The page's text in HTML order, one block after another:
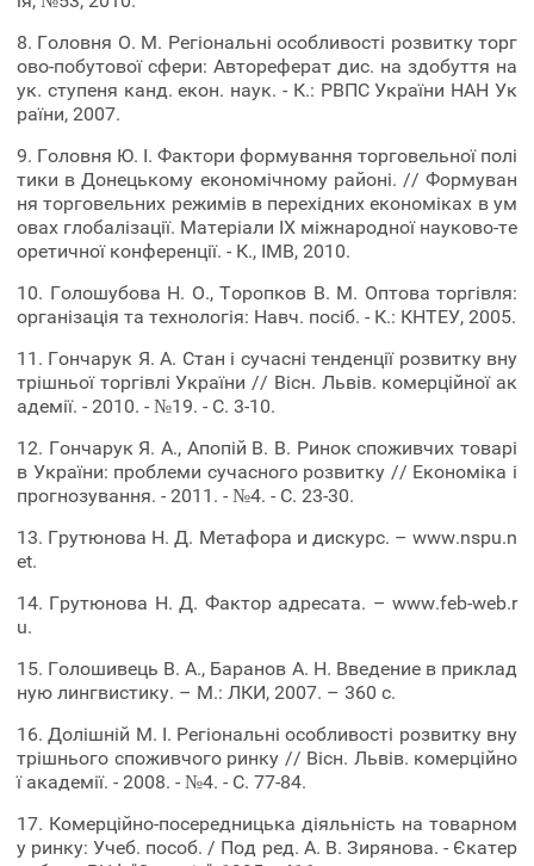
8. Головня О. М. Регіональні особливості розвитку торг
ово-побутової сфери: Автореферат дис. на здобуття на
ук. ступеня канд. екон. наук. - К.: РВПС України НАН Ук
раїни, 2007.
9. Головня Ю. І. Фактори формування торговельної полі
тики в Донецькому економічному районі. // Формуван
ня торговельних режимів в перехідних економіках в ум
овах глобалізації. Матеріали ІХ міжнародної науково-те
оретичної конференції. - К., ІМВ, 2010.
10. Голошубова Н. О., Торопков В. М. Оптова торгівля:
організація та технологія: Навч. посіб. - К.: КНТЕУ, 2005.
11. Гончарук Я. А. Стан і сучасні тенденції розвитку вну
трішньої торгівлі України // Вісн. Львів. комерційної ак
адемії. - 2010. - №19. - С. 3-10.
12. Гончарук Я. А., Апопій В. В. Ринок споживчих товарі
в України: проблеми сучасного розвитку // Економіка і
прогнозування. - 2011. - №4. - С. 23-30.
13. Грутюнова Н. Д. Метафора и дискурс. – www.nspu.n
et.
14. Грутюнова Н. Д. Фактор адресата. – www.feb-web.r
u.
15. Голошивець В. А., Баранов А. Н. Введение в приклад
ную лингвистику. – М.: ЛКИ, 2007. – 360 с.
16. Долішній М. І. Регіональні особливості розвитку вну
трішнього споживчого ринку // Вісн. Львів. комерційно
ї академії. - 2008. - №4. - С. 77-84.
17. Комерційно-посередницька діяльність на товарном
у ринку: Учеб. пособ. / Под ред. А. В. Зирянова. - Єкатер